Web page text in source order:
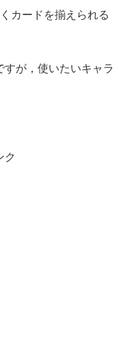
カードを揃えられる
が，使いたいキャラ
ク